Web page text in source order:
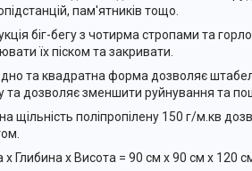
пам'ятників тощо.
біг-бегу з чотирма стропами та
їх піском та закривати.
та квадратна форма дозволяє
та дозволяє зменшити руйнування та
щільність поліпропілену 150 г/м.кв
Глибина х Висота = 90 см х 90 см х 120